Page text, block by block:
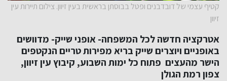
קטיף עצמי של דובדבנים ופטל בבוסתן בראשית בעין זיוון. צילום תיירות עין
זיוון
אטרקציה חדשה לכל המשפחה- אופני שייק- מדוושים
באופניים ויוצרים שייק בריא מפירות טריים הנקטפים
הישר מהעצים פתוח כל ימות השבוע, קיבוץ עין זיוון,
צפון רמת הגולן